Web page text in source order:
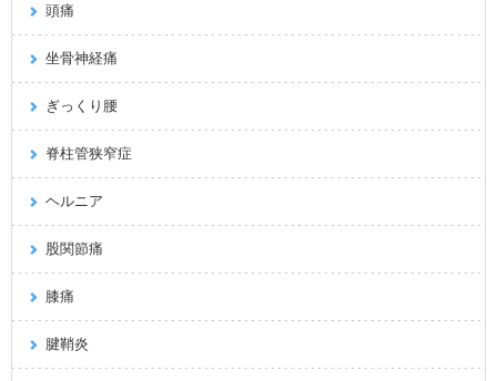
頭痛
坐骨神経痛
ぎっくり腰
脊柱管狭窄症
ヘルニア
股関節痛
膝痛
腱鞘炎